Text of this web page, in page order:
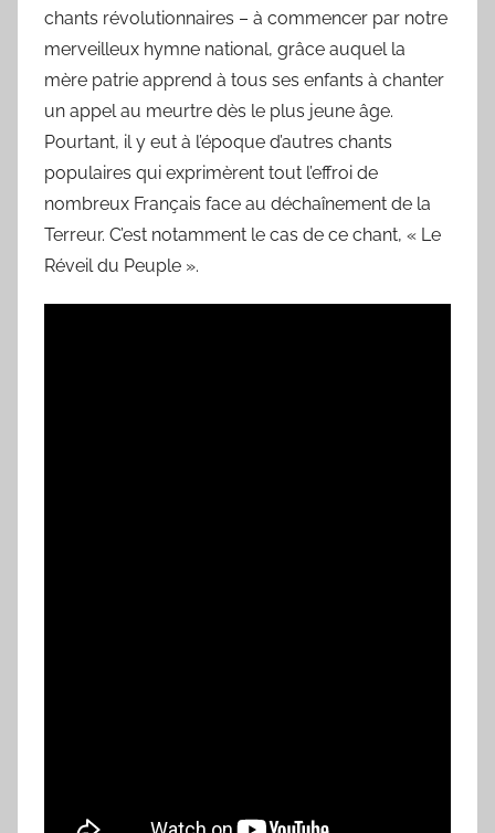
chants révolutionnaires – à commencer par notre
merveilleux hymne national, grâce auquel la
mère patrie apprend à tous ses enfants à chanter
un appel au meurtre dès le plus jeune âge.
Pourtant, il y eut à l’époque d’autres chants
populaires qui exprimèrent tout l’effroi de
nombreux Français face au déchaînement de la
Terreur. C’est notamment le cas de ce chant, « Le
Réveil du Peuple ».